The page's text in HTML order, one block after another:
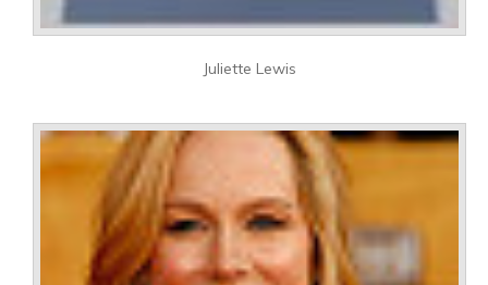
Juliette Lewis